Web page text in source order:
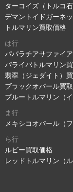
ターコイズ（トルコ
デマントイドガーネ
トルマリン買取価格
は行
パパラチアサファイ
パライバトルマリン
翡翠（ジェダイト）
ブラックオパール買
ブルートルマリン（
ま行
メキシコオパール（
ら行
ルビー買取価格
レッドトルマリン（